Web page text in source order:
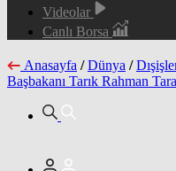
Videolar
Canlı Borsa
Anasayfa / Dünya /
Başbakanı Tarık Rahman